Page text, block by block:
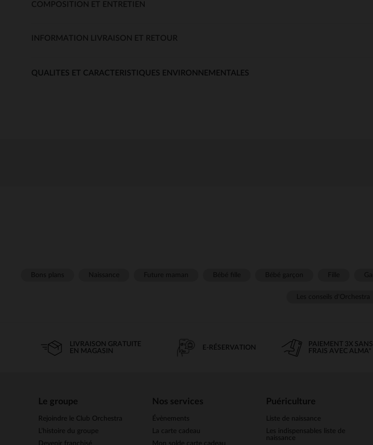
COMPOSITION ET ENTRETIEN
INFORMATION LIVRAISON ET RETOUR
QUALITES ET CARACTERISTIQUES ENVIRONNEMENTALES
LIVRAISON GRATUITE
EN MAGASIN
E-RÉSERVATION
PAIEMENT 3X SANS
FRAIS AVEC ALMA*
Le groupe
Rejoindre le Club Orchestra
L’histoire du groupe
Devenir franchisé
Nos services
Évènements
La carte cadeau
Mon solde carte cadeau
Puériculture
Liste de naissance
Les indispensables liste de
naissance